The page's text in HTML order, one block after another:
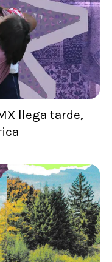
llega tarde,